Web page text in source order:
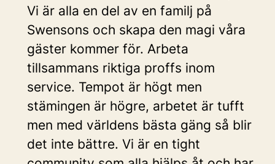
Vi är alla en del av en familj på
Swensons och skapa den magi våra
gäster kommer för. Arbeta
tillsammans riktiga proffs inom
service. Tempot är högt men
stämingen är högre, arbetet är tufft
men med världens bästa gäng så blir
det inte bättre. Vi är en tight